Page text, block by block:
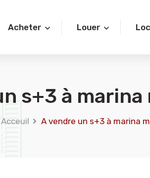
Acheter Louer
s+3 à
Acceuil A vendre un s+3 à marina